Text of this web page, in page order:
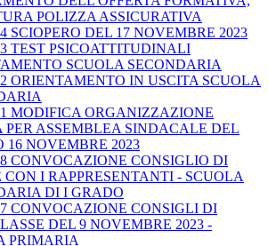
POLIZZA ASSICURATIVA
SCIOPERO DEL 17 NOVEMBRE 2023
TEST PSICOATTITUDINALI
SCUOLA SECONDARIA
ORIENTAMENTO IN USCITA SCUOLA
MODIFICA ORGANIZZAZIONE
PER ASSEMBLEA SINDACALE DEL
16 NOVEMBRE 2023
CONVOCAZIONE CONSIGLIO DI
CON I RAPPRESENTANTI - SCUOLA
DI I GRADO
CONVOCAZIONE CONSIGLI DI
DEL 9 NOVEMBRE 2023 -
PRIMARIA